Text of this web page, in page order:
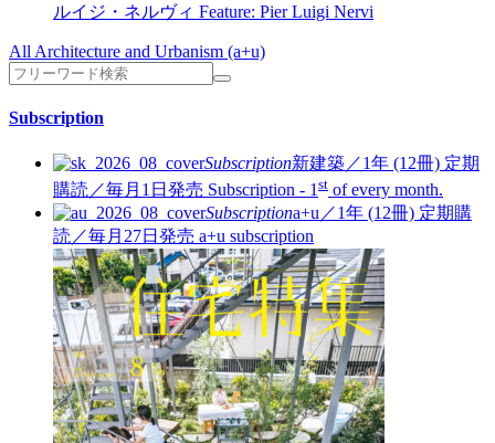
ルイジ・ネルヴィ Feature: Pier Luigi Nervi
All Architecture and Urbanism (a+u)
Subscription
Subscription新建築／1年 (12冊) 定期
購読／毎月1日発売 Subscription - 1 st of every month.
Subscriptiona+u／1年 (12冊) 定期購
読／毎月27日発売 a+u subscription